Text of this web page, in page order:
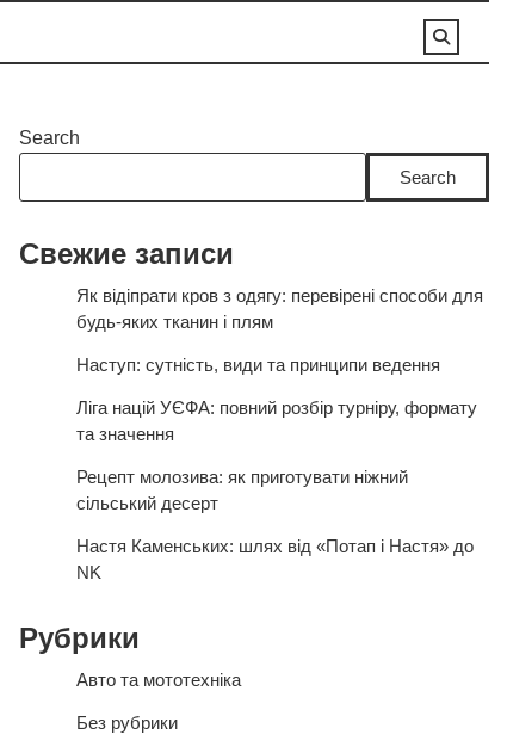
Search
Search
Свежие записи
Як відіпрати кров з одягу: перевірені способи для
будь-яких тканин і плям
Наступ: сутність, види та принципи ведення
Ліга націй УЄФА: повний розбір турніру, формату
та значення
Рецепт молозива: як приготувати ніжний
сільський десерт
Настя Каменських: шлях від «Потап і Настя» до
NK
Рубрики
Авто та мототехніка
Без рубрики